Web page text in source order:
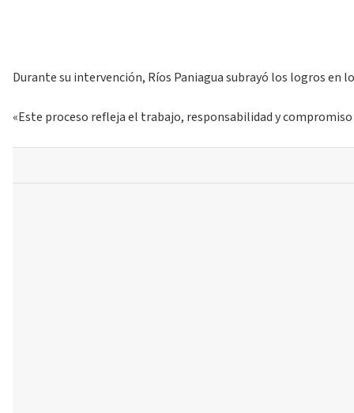
Durante su intervención, Ríos Paniagua subrayó los logros en
«Este proceso refleja el trabajo, responsabilidad y